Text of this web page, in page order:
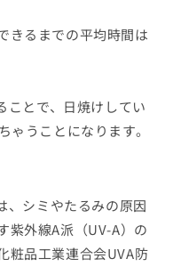
きるまでの平均時間は
ことで、日焼けしてい
ゃうことになります。
シミやたるみの原因
紫外線A派（UV-A）の
粧品工業連合会UVA防